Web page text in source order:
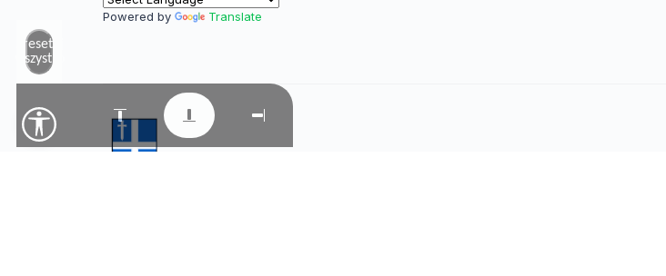
Powered by Translate
Zresetuj
wszystko